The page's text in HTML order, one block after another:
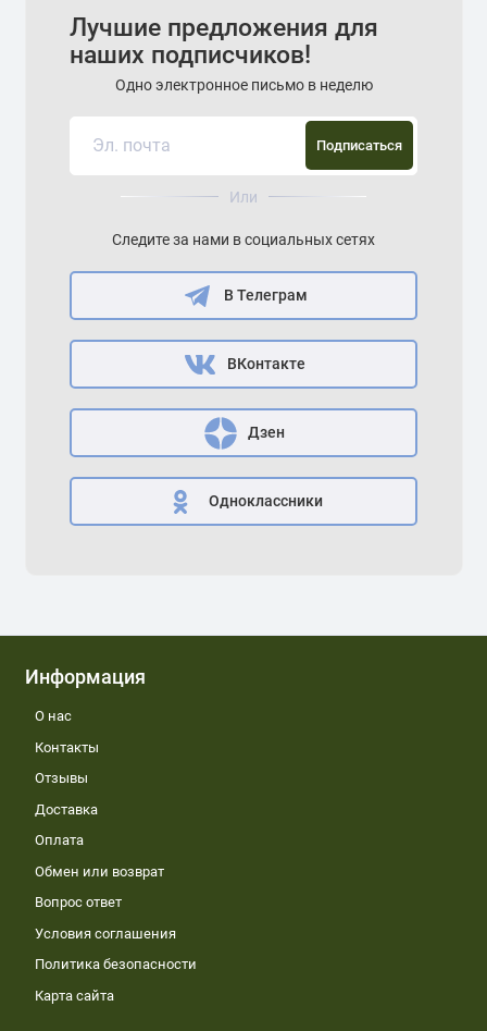
Лучшие предложения для
наших подписчиков!
Одно электронное письмо в неделю
Подписаться
Или
Следите за нами в социальных сетях
В Телеграм
ВКонтакте
Дзен
Одноклассники
Информация
О нас
Контакты
Отзывы
Доставка
Оплата
Обмен или возврат
Вопрос ответ
Условия соглашения
Политика безопасности
Карта сайта